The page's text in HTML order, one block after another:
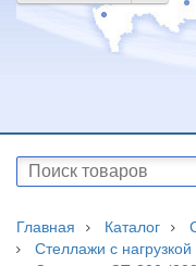
Главная Каталог
Стеллажи с